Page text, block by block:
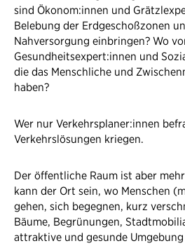
sind Ökonom:innen und
Belebung der Erdgeschoßzonen
Nahversorgung einbringen? Wo
Gesundheitsexpert:innen und
die das Menschliche und
haben?
Wer nur Verkehrsplaner:innen
Verkehrslösungen kriegen.
Der öffentliche Raum ist aber
kann der Ort sein, wo Menschen
gehen, sich begegnen, kurz
Bäume, Begrünungen,
attraktive und gesunde